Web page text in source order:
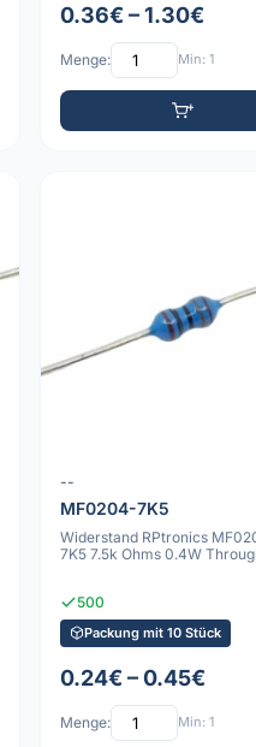
0.36€ – 1.30€
Menge: Min: 1
--
MF0204-7K5
Widerstand RPtronics
7K5 7.5k Ohms 0.4W
500
Packung mit 10 Stück
0.24€ – 0.45€
Menge: Min: 1